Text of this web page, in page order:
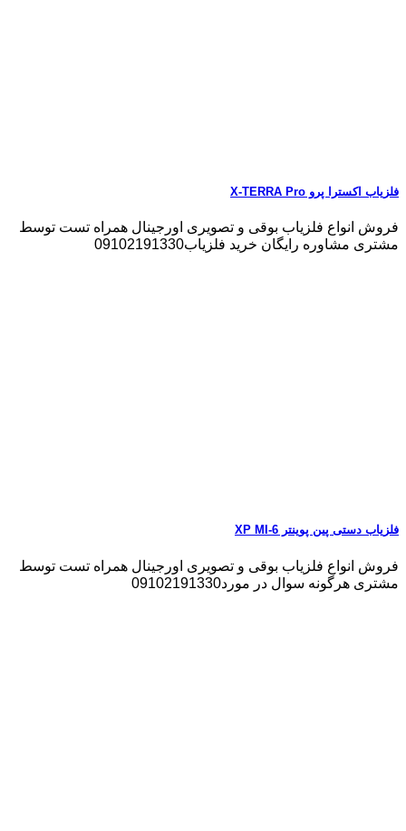
فلزیاب اکسترا پرو X-TERRA Pro
فروش انواع فلزیاب بوقی و تصویری اورجینال همراه تست توسط
مشتری مشاوره رایگان خرید فلزیاب09102191330
فلزیاب دستی پین پوینتر XP MI-6
فروش انواع فلزیاب بوقی و تصویری اورجینال همراه تست توسط
مشتری هرگونه سوال در مورد09102191330